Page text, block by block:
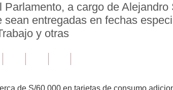
Parlamento, a cargo de
sean entregadas en fechas
y otras